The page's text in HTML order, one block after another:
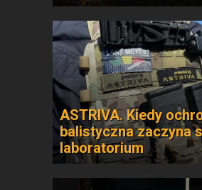
ASTRIVA. Kiedy
balistyczna zaczyna
laboratorium